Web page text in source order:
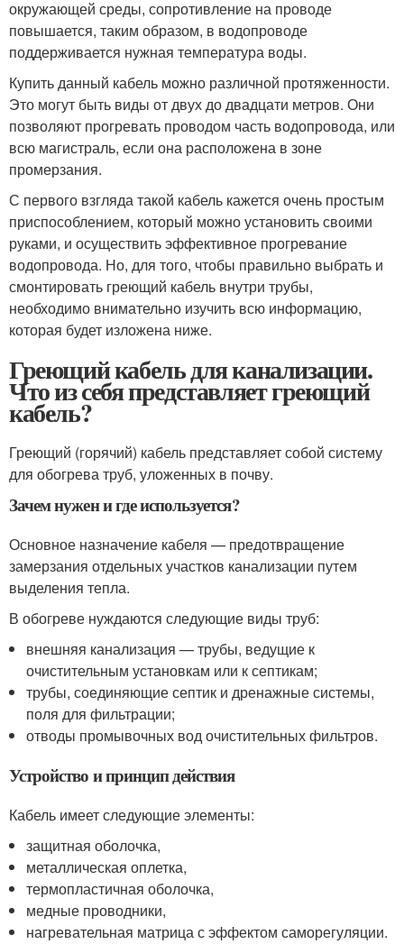
окружающей среды, сопротивление на проводе
повышается, таким образом, в водопроводе
поддерживается нужная температура воды.
Купить данный кабель можно различной протяженности.
Это могут быть виды от двух до двадцати метров. Они
позволяют прогревать проводом часть водопровода, или
всю магистраль, если она расположена в зоне
промерзания.
С первого взгляда такой кабель кажется очень простым
приспособлением, который можно установить своими
руками, и осуществить эффективное прогревание
водопровода. Но, для того, чтобы правильно выбрать и
смонтировать греющий кабель внутри трубы,
необходимо внимательно изучить всю информацию,
которая будет изложена ниже.
Греющий кабель для канализации.
Что из себя представляет греющий
кабель?
Греющий (горячий) кабель представляет собой систему
для обогрева труб, уложенных в почву.
Зачем нужен и где используется?
Основное назначение кабеля — предотвращение
замерзания отдельных участков канализации путем
выделения тепла.
В обогреве нуждаются следующие виды труб:
внешняя канализация — трубы, ведущие к
очистительным установкам или к септикам;
трубы, соединяющие септик и дренажные системы,
поля для фильтрации;
отводы промывочных вод очистительных фильтров.
Устройство и принцип действия
Кабель имеет следующие элементы:
защитная оболочка,
металлическая оплетка,
термопластичная оболочка,
медные проводники,
нагревательная матрица с эффектом саморегуляции.